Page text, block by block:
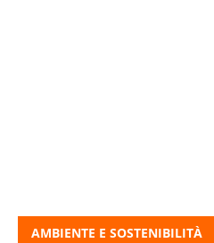
AMBIENTE E SOSTENIBILITÀ